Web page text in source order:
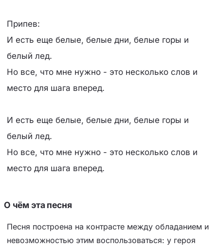
Припев:
И есть еще белые, белые дни, белые горы и
белый лед.
Но все, что мне нужно - это несколько слов и
место для шага вперед.
И есть еще белые, белые дни, белые горы и
белый лед.
Но все, что мне нужно - это несколько слов и
место для шага вперед.
О чём эта песня
Песня построена на контрасте между обладанием и
невозможностью этим воспользоваться: у героя